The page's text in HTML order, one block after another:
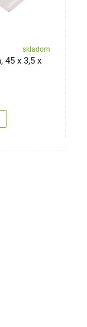
skladom
45 x 3,5 x